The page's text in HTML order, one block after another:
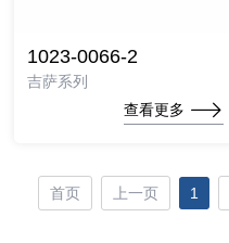
1023-0066-2
吉萨系列
查看更多
首页 上一页 1